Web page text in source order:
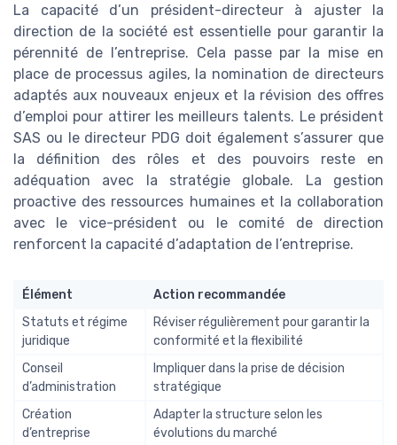
La capacité d’un président-directeur à ajuster la
direction de la société est essentielle pour garantir la
pérennité de l’entreprise. Cela passe par la mise en
place de processus agiles, la nomination de directeurs
adaptés aux nouveaux enjeux et la révision des offres
d’emploi pour attirer les meilleurs talents. Le président
SAS ou le directeur PDG doit également s’assurer que
la définition des rôles et des pouvoirs reste en
adéquation avec la stratégie globale. La gestion
proactive des ressources humaines et la collaboration
avec le vice-président ou le comité de direction
renforcent la capacité d’adaptation de l’entreprise.
Élément
Action recommandée
Statuts et régime
juridique
Réviser régulièrement pour garantir la
conformité et la flexibilité
Conseil
d’administration
Impliquer dans la prise de décision
stratégique
Création
d’entreprise
Adapter la structure selon les
évolutions du marché